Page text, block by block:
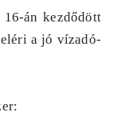
án kezdődött
a jó vízadó-